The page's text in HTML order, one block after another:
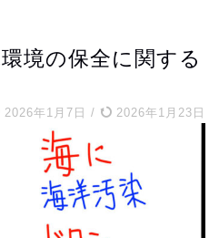
境の保全に関する
2026年1月7日 / 2026年1月23日